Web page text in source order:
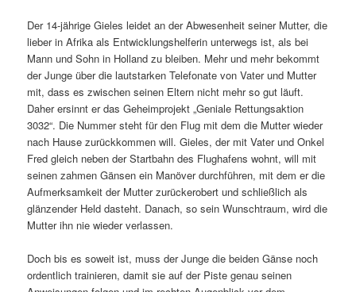
Der 14-jährige Gieles leidet an der Abwesenheit seiner Mutter, die
lieber in Afrika als Entwicklungshelferin unterwegs ist, als bei
Mann und Sohn in Holland zu bleiben. Mehr und mehr bekommt
der Junge über die lautstarken Telefonate von Vater und Mutter
mit, dass es zwischen seinen Eltern nicht mehr so gut läuft.
Daher ersinnt er das Geheimprojekt „Geniale Rettungsaktion
3032“. Die Nummer steht für den Flug mit dem die Mutter wieder
nach Hause zurückkommen will. Gieles, der mit Vater und Onkel
Fred gleich neben der Startbahn des Flughafens wohnt, will mit
seinen zahmen Gänsen ein Manöver durchführen, mit dem er die
Aufmerksamkeit der Mutter zurückerobert und schließlich als
glänzender Held dasteht. Danach, so sein Wunschtraum, wird die
Mutter ihn nie wieder verlassen.
Doch bis es soweit ist, muss der Junge die beiden Gänse noch
ordentlich trainieren, damit sie auf der Piste genau seinen